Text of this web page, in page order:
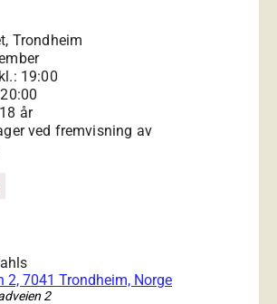
Trondheim
19:00
år
ved fremvisning av
2, 7041 Trondheim, Norge
2